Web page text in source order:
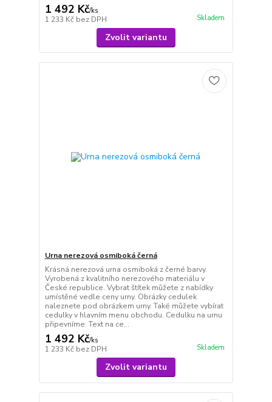
1 492 Kč/ks
1 233 Kč bez DPH Skladem
Zvolit variantu
Urna nerezová osmiboká černá
Krásná nerezová urna osmiboká z černé barvy.
Vyrobená z kvalitního nerezového materiálu v
České republice. Vybrat štítek můžete z nabídky
umístěné vedle ceny urny. Obrázky cedulek
naleznete pod obrázkem urny. Také můžete vybírat
cedulky v hlavním menu obchodu. Cedulku na urnu
připevníme. Text na ce...
1 492 Kč/ks
1 233 Kč bez DPH Skladem
Zvolit variantu